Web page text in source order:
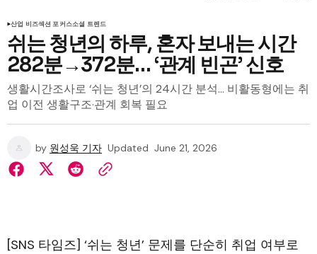
산업 비즈섹션 포커스소셜 트렌드
쉬는 청년의 하루, 혼자 보내는 시간
282분→372분… ‘관계 빈곤’ 신호
생활시간조사로 ‘쉬는 청년’의 24시간 분석… 비활동형에는 취
업 이전 생활구조·관계 회복 필요
by 원성욱 기자 Updated June 21, 2026
[SNS 타임즈] ‘쉬는 청년’ 문제를 단순히 취업 여부로